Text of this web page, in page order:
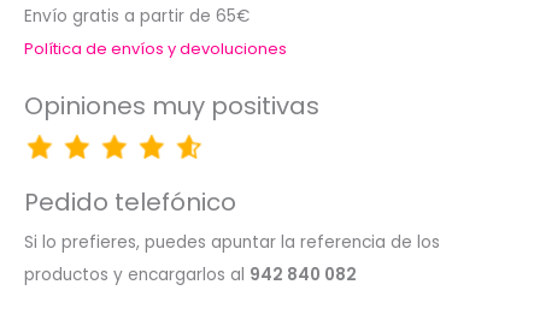
Envío gratis a partir de 65€
Política de envíos y devoluciones
Opiniones muy positivas
Pedido telefónico
Si lo prefieres, puedes apuntar la referencia de los
productos y encargarlos al 942 840 082